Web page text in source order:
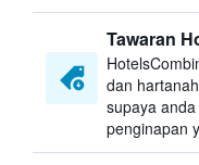
Tawaran
dan
supaya
penginapan